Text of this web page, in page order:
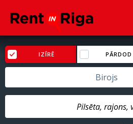
IZĪRĒ PĀRDOD
Birojs